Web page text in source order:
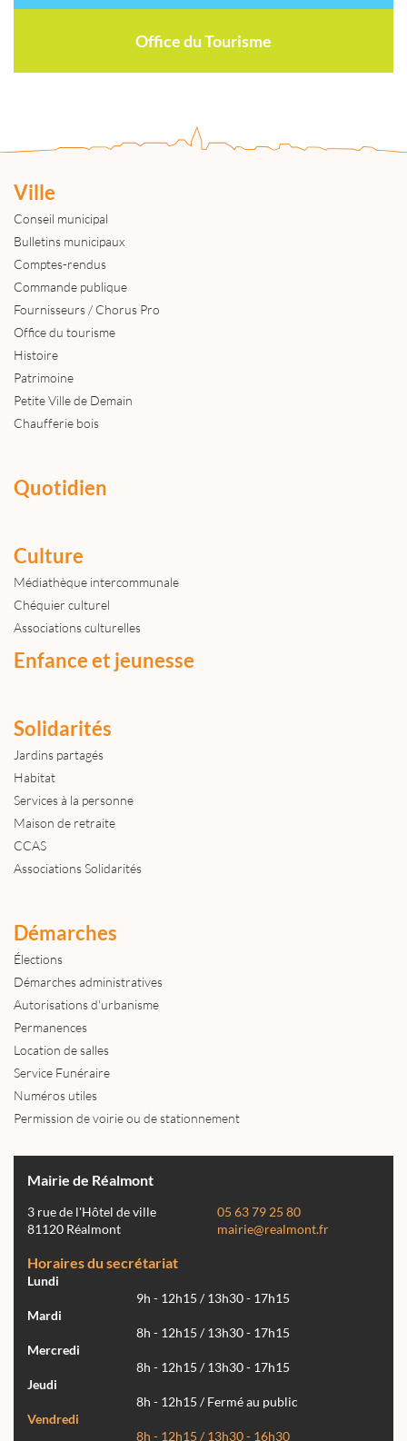
Office du Tourisme
Ville
Conseil municipal
Bulletins municipaux
Comptes-rendus
Commande publique
Fournisseurs / Chorus Pro
Office du tourisme
Histoire
Patrimoine
Petite Ville de Demain
Chaufferie bois
Quotidien
Culture
Médiathèque intercommunale
Chéquier culturel
Associations culturelles
Enfance et jeunesse
Solidarités
Jardins partagés
Habitat
Services à la personne
Maison de retraite
CCAS
Associations Solidarités
Démarches
Élections
Démarches administratives
Autorisations d'urbanisme
Permanences
Location de salles
Service Funéraire
Numéros utiles
Permission de voirie ou de stationnement
Mairie de Réalmont
3 rue de l'Hôtel de ville
81120 Réalmont
05 63 79 25 80
mairie@realmont.fr
Horaires du secrétariat
Lundi
9h - 12h15 / 13h30 - 17h15
Mardi
8h - 12h15 / 13h30 - 17h15
Mercredi
8h - 12h15 / 13h30 - 17h15
Jeudi
8h - 12h15 / Fermé au public
Vendredi
8h - 12h15 / 13h30 - 16h30